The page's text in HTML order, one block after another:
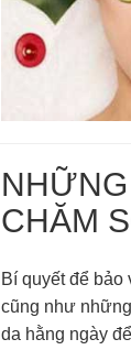
CHĂM
TRONG
NÓNG
Bí quyết để bảo
cũng như
da hằng ngày